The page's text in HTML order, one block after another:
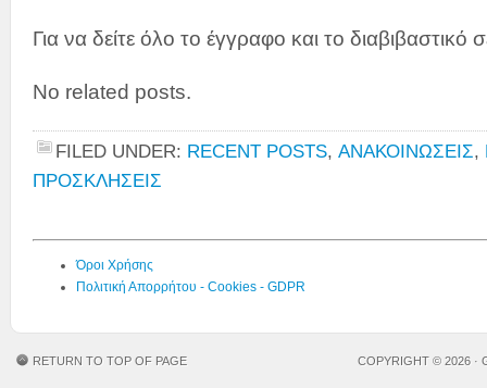
Για να δείτε όλο το έγγραφο και το
No related posts.
FILED UNDER: RECENT POSTS, ΑΝΑΚΟΙΝΩΣΕΙΣ,
ΠΡΟΣΚΛΗΣΕΙΣ
Όροι Χρήσης
Πολιτική Απορρήτου - Cookies - GDPR
RETURN TO TOP OF PAGE COPYRIGHT © 2026 ·